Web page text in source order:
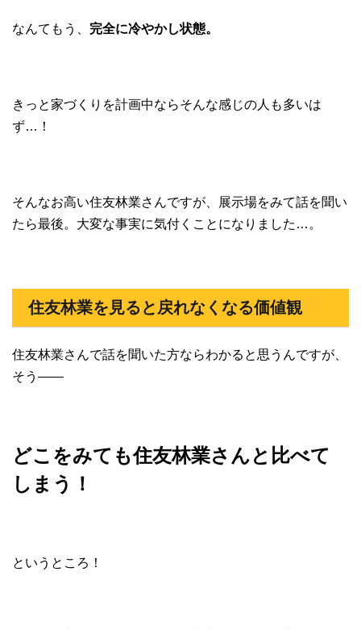
なんてもう、 完全に冷やかし状態。
きっと家づくりを計画中ならそんな感じの人も多いは
ず…！
そんなお高い住友林業さんですが、展示場をみて話を聞い
たら最後。大変な事実に気付くことになりました…。
住友林業を見ると戻れなくなる価値観
住友林業さんで話を聞いた方ならわかると思うんですが、
そう――
どこをみても住友林業さんと比べて
しまう！
というところ！